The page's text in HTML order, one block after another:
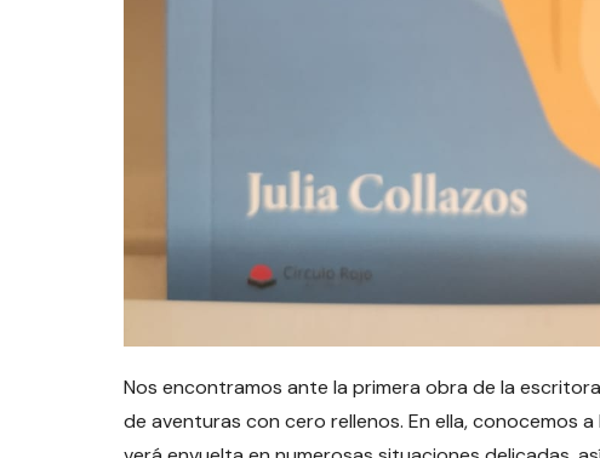
Nos encontramos ante la primera obra de la
de aventuras con cero rellenos. En ella, conocemos